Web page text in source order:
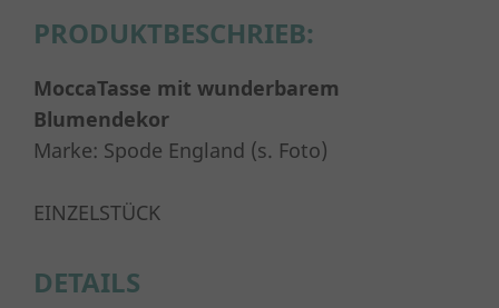
PRODUKTBESCHRIEB:
MoccaTasse mit wunderbarem
Blumendekor
Marke: Spode England (s. Foto)
EINZELSTÜCK
DETAILS